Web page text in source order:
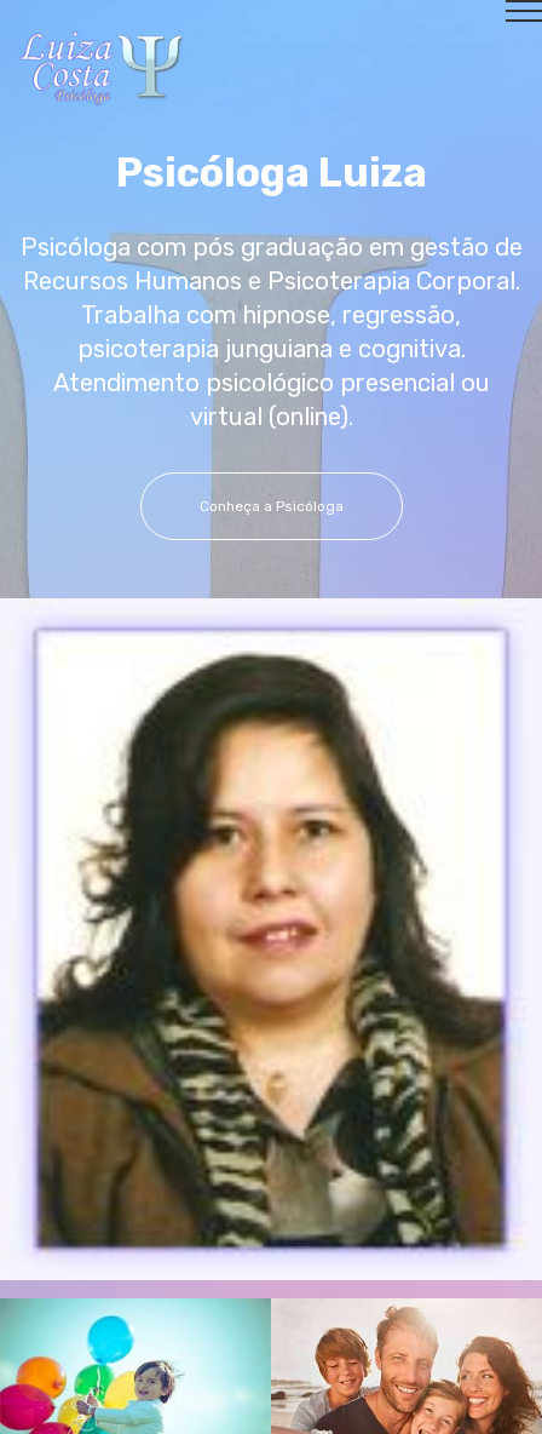
Psicóloga Luiza
Psicóloga com pós graduação em gestão de
Recursos Humanos e Psicoterapia Corporal.
Trabalha com hipnose, regressão,
psicoterapia junguiana e cognitiva.
Atendimento psicológico presencial ou
virtual (online).
Conheça a Psicóloga